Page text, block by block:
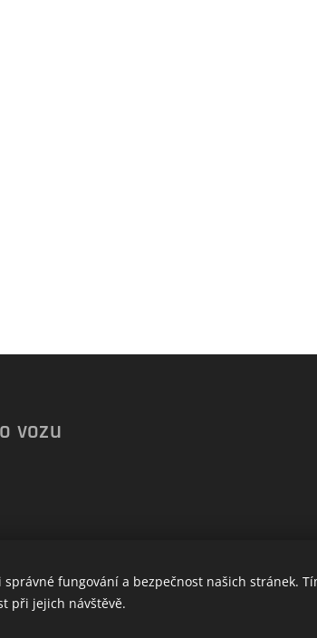
vozu
fungování a bezpečnost našich stránek.
při jejich návštěvě.